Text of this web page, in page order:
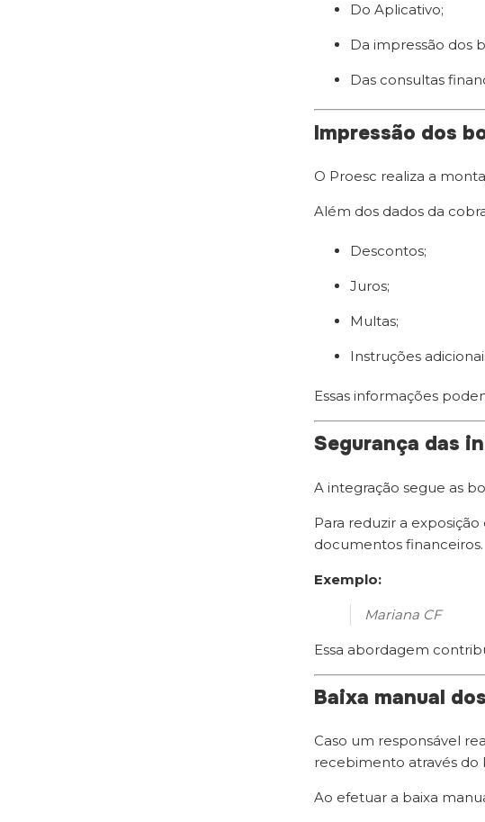
Do Aplicativo;
Da impressão dos
Das consultas
Impressão dos
O Proesc realiza a
Além dos dados da
Descontos;
Juros;
Multas;
Instruções
Essas informações
Segurança das
A integração segue as
Para reduzir a
documentos financeiros.
Exemplo:
Mariana CF
Essa abordagem
Baixa manual
Caso um responsável
recebimento através do
Ao efetuar a baixa